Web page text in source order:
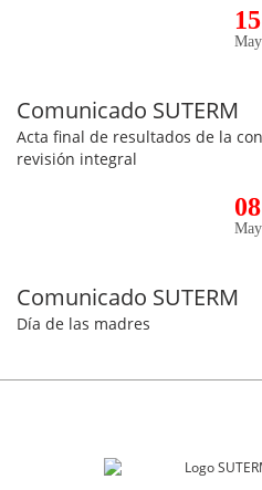
15
May
Comunicado SUTERM
Acta final de resultados de la
revisión integral
08
May
Comunicado SUTERM
Día de las madres